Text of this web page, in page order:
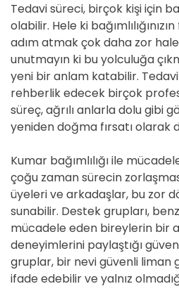
Tedavi süreci, birçok kişi için
olabilir. Hele ki
adım atmak çok daha zor
unutmayın ki bu yolculuğa
yeni bir anlam katabilir.
rehberlik edecek birçok
süreç, ağrılı anlarla dolu gibi
yeniden doğma fırsatı olarak
Kumar bağımlılığı ile
çoğu zaman sürecin
üyeleri ve arkadaşlar, bu zor
sunabilir. Destek grupları,
mücadele eden bireylerin bir
deneyimlerini paylaştığı
gruplar, bir nevi güvenli liman
ifade edebilir ve yalnız